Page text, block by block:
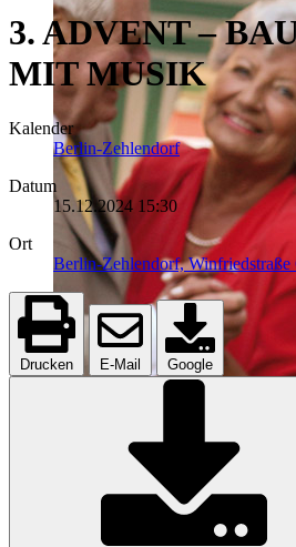
3. ADVENT –
MIT MUSIK
Kalender
Berlin-Zehlendorf
Datum
15.12.2024 15:30
Ort
Berlin-Zehlendorf, Winfriedstraße
Drucken E-Mail Google